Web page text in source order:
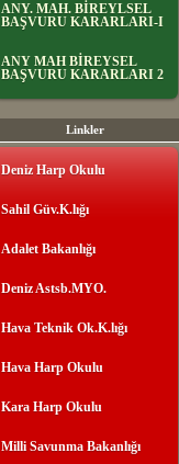
ANY. MAH. BİREYLSEL
BAŞVURU KARARLARI-I
ANY MAH BİREYSEL
BAŞVURU KARARLARI 2
Linkler
Deniz Harp Okulu
Sahil Güv.K.lığı
Adalet Bakanlığı
Deniz Astsb.MYO.
Hava Teknik Ok.K.lığı
Hava Harp Okulu
Kara Harp Okulu
Milli Savunma Bakanlığı